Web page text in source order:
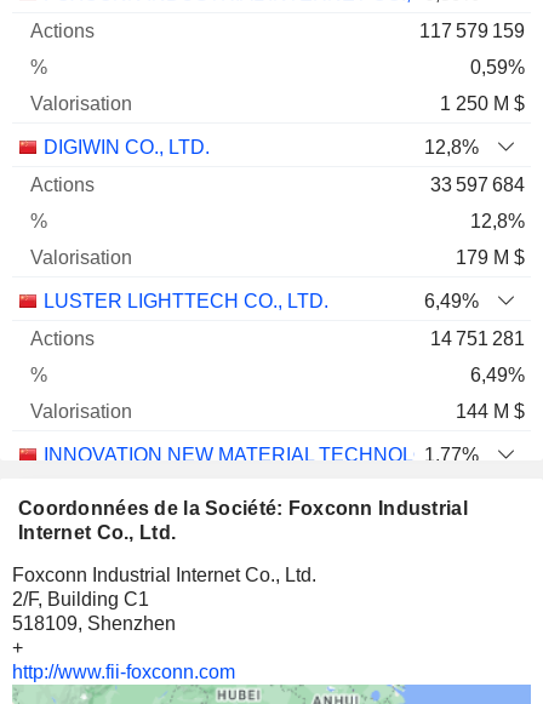
117 579 159
0,59%
1 250 M $
DIGIWIN CO., LTD.
12,8%
33 597 684
12,8%
179 M $
LUSTER LIGHTTECH CO., LTD.
6,49%
14 751 281
6,49%
144 M $
INNOVATION NEW MATERIAL TECHNOLOGY CO.,
1,77%
Coordonnées de la Société: Foxconn Industrial
Internet Co., Ltd.
Foxconn Industrial Internet Co., Ltd.
2/F, Building C1
518109, Shenzhen
+
http://www.fii-foxconn.com